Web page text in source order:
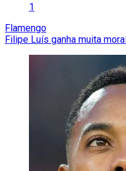
1
Flamengo
Filipe Luís ganha muita